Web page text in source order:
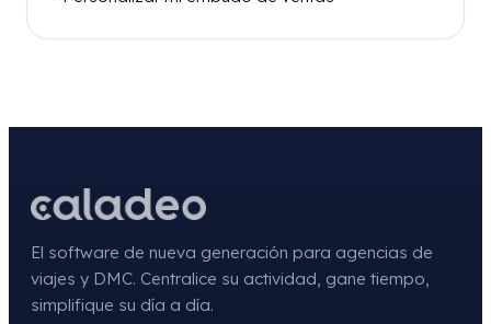
El software de nueva generación para agencias de
viajes y DMC. Centralice su actividad, gane tiempo,
simplifique su día a día.